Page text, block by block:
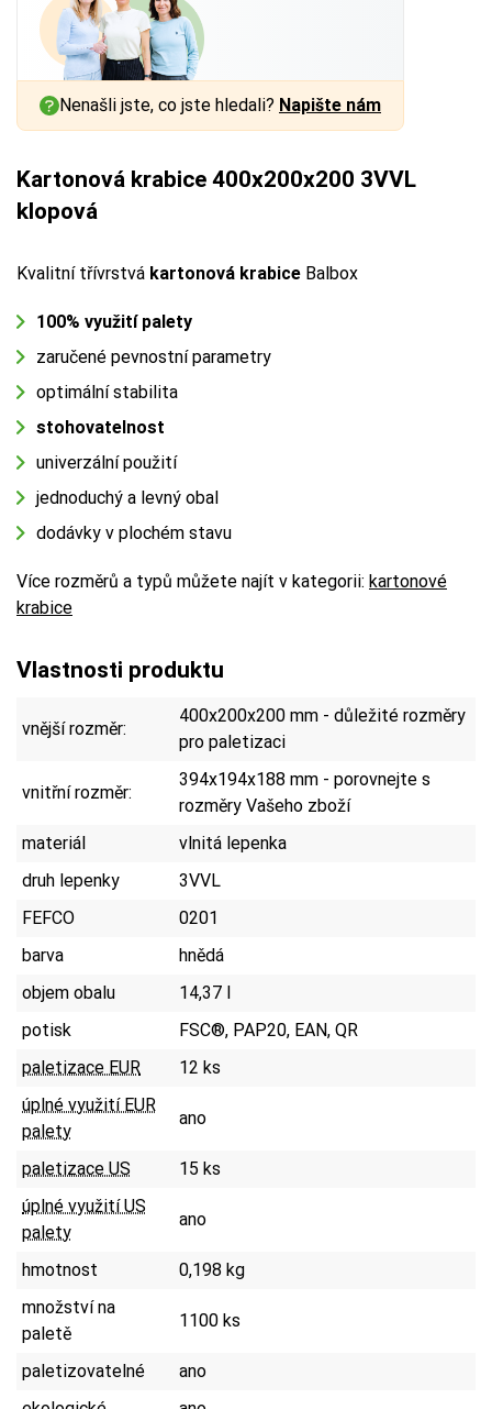
Nenašli jste, co jste hledali? Napište nám
Kartonová krabice 400x200x200 3VVL
klopová
Kvalitní třívrstvá kartonová krabice Balbox
100% využití palety
zaručené pevnostní parametry
optimální stabilita
stohovatelnost
univerzální použití
jednoduchý a levný obal
dodávky v plochém stavu
Více rozměrů a typů můžete najít v kategorii: kartonové
krabice
Vlastnosti produktu
vnější rozměr:
400x200x200 mm - důležité rozměry
pro paletizaci
vnitřní rozměr:
394x194x188 mm - porovnejte s
rozměry Vašeho zboží
materiál
vlnitá lepenka
druh lepenky
3VVL
FEFCO
0201
barva
hnědá
objem obalu
14,37 l
potisk
FSC®, PAP20, EAN, QR
paletizace EUR
12 ks
úplné využití EUR
palety
ano
paletizace US
15 ks
úplné využití US
palety
ano
hmotnost
0,198 kg
množství na
paletě
1100 ks
paletizovatelné
ano